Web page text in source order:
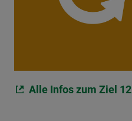
Alle Infos zum Ziel 12